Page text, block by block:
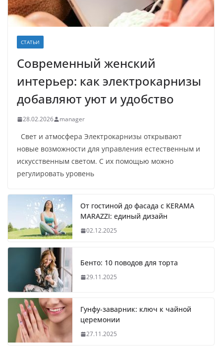
СТАТЬИ
Современный женский
интерьер: как электрокарнизы
добавляют уют и удобство
28.02.2026 manager
Свет и атмосфера Электрокарнизы открывают
новые возможности для управления естественным и
искусственным светом. С их помощью можно
регулировать уровень
От гостиной до фасада с KERAMA
MARAZZI: единый дизайн
02.12.2025
Бенто: 10 поводов для торта
29.11.2025
Гунфу-заварник: ключ к чайной
церемонии
27.11.2025